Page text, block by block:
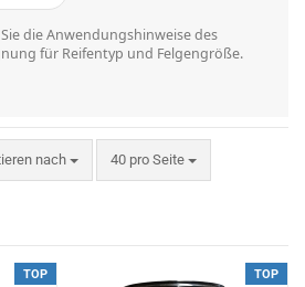
die Anwendungshinweise des
für Reifentyp und Felgengröße.
nach
nach 40 pro Seite
pro Seite
TOP TOP